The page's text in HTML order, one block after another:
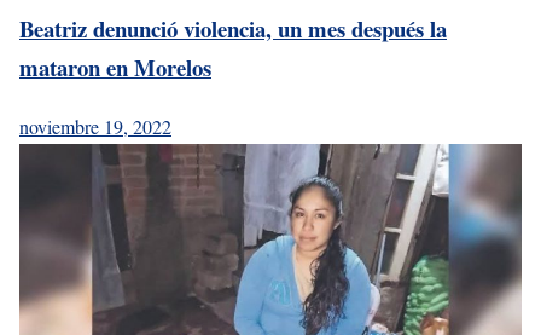
Beatriz denunció violencia, un mes después la
mataron en Morelos
noviembre 19, 2022